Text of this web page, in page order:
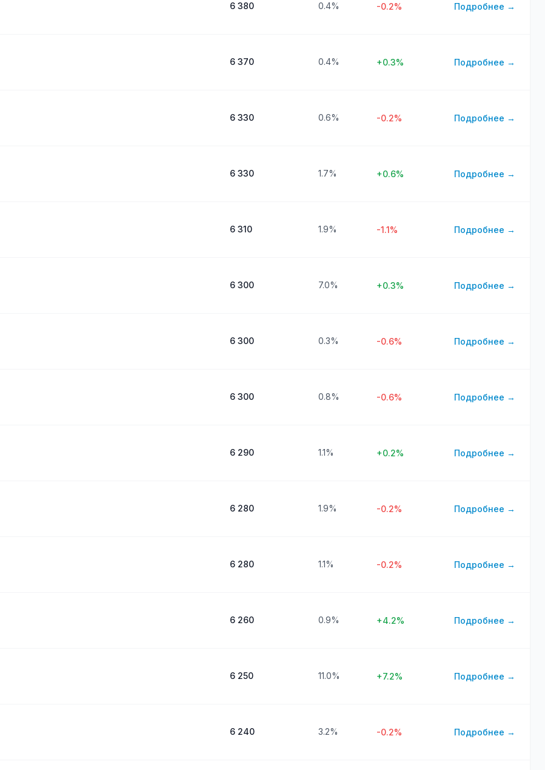
6 380 0.4% -0.2% Подробнее →
6 370 0.4% +0.3% Подробнее →
6 330 0.6% -0.2% Подробнее →
6 330 1.7% +0.6% Подробнее →
6 310 1.9% -1.1% Подробнее →
6 300 7.0% +0.3% Подробнее →
6 300 0.3% -0.6% Подробнее →
6 300 0.8% -0.6% Подробнее →
6 290 1.1% +0.2% Подробнее →
6 280 1.9% -0.2% Подробнее →
6 280 1.1% -0.2% Подробнее →
6 260 0.9% +4.2% Подробнее →
6 250 11.0% +7.2% Подробнее →
6 240 3.2% -0.2% Подробнее →